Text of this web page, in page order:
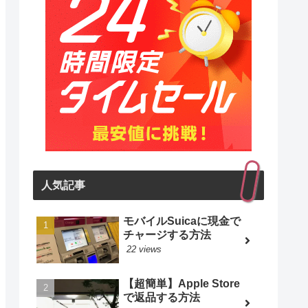
人気記事
モバイルSuicaに現金で
チャージする方法
22 views
【超簡単】Apple Store
で返品する方法